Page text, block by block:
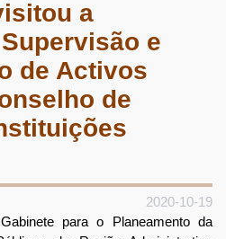
a
e
de Activos
de
2020-10-19
para o Planeamento da